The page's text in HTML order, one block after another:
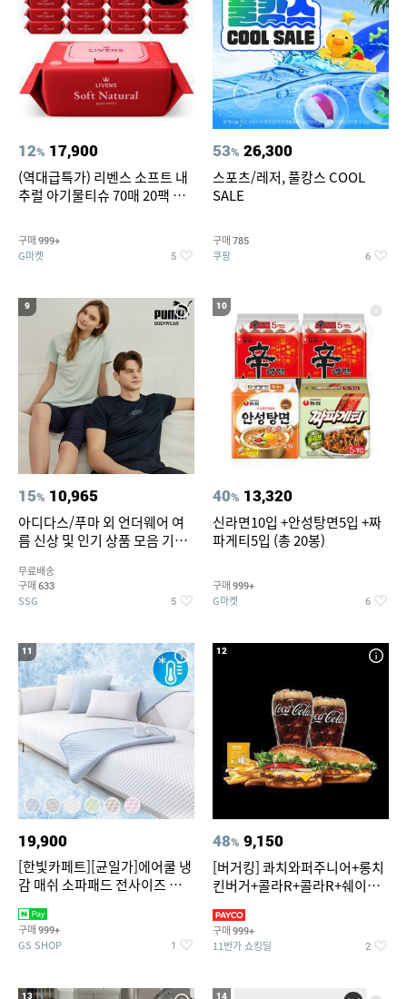
12% 17,900
(역대급특가) 리벤스 소프트 내
추럴 아기물티슈 70매 20팩 캡
구매 999+
G마켓 5
53% 26,300
스포츠/레저, 풀캉스 COOL
SALE
구매 785
쿠팡 6
9
15% 10,965
아디다스/푸마 외 언더웨어 여
름 신상 및 인기 상품 모음 기획
무료배송
구매 633
SSG 5
10
40% 13,320
신라면10입 +안성탕면5입 +짜
파게티5입 (총 20봉)
구매 999+
G마켓 6
11
19,900
[한빛카페트][균일가]에어쿨 냉
감 매쉬 소파패드 전사이즈 균일
구매 999+
GS SHOP 1
12
48% 9,150
[버거킹] 콰치와퍼주니어+롱치
킨버거+콜라R+콜라R+쉐이킹
구매 999+
11번가 쇼킹딜 2
13 14